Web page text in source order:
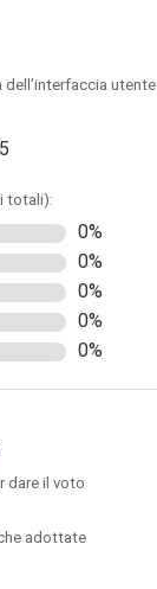
utente
totali):
0%
0%
0%
0%
0%
dare il voto
adottate